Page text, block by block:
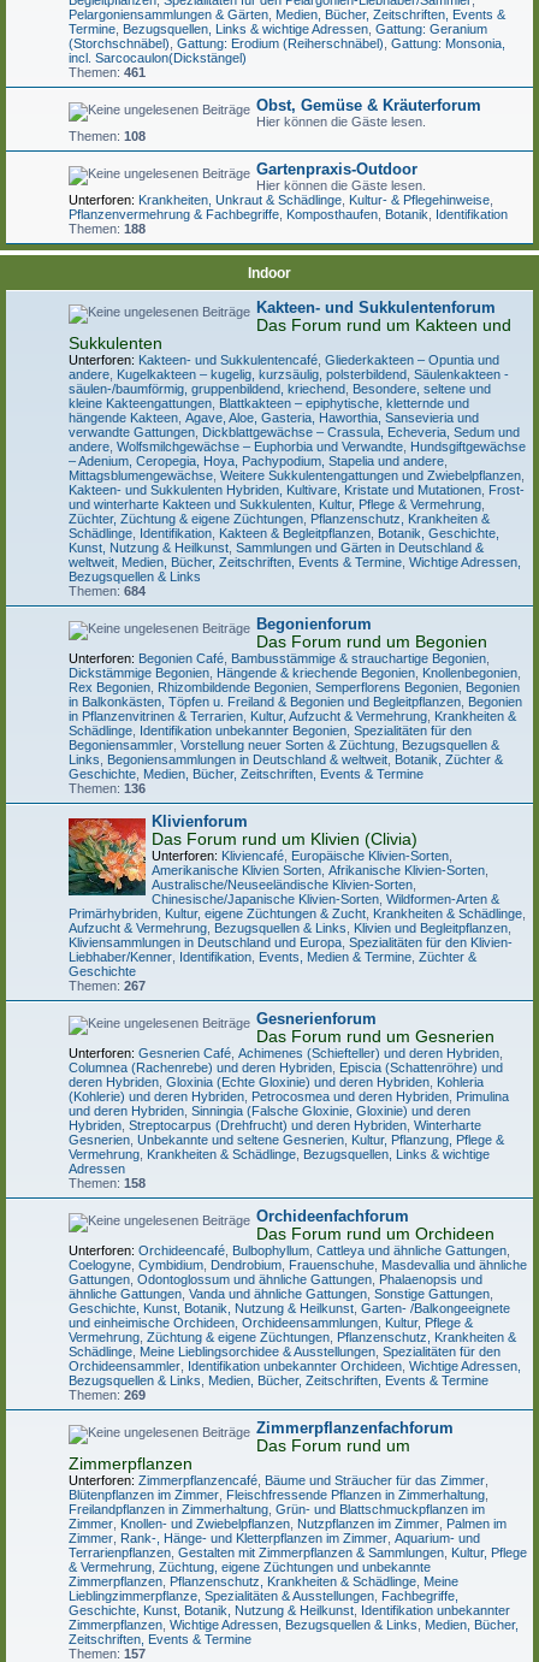
Pelargoniensammlungen & Gärten Medien, Bücher, Zeitschriften, Events &
Termine Bezugsquellen, Links & wichtige Adressen Gattung: Geranium
(Storchschnäbel) Gattung: Erodium (Reiherschnäbel) Gattung: Monsonia,
incl. Sarcocaulon(Dickstängel)
Themen: 461
Obst, Gemüse & Kräuterforum
Hier können die Gäste lesen.
Themen: 108
Gartenpraxis-Outdoor
Hier können die Gäste lesen.
Unterforen: Krankheiten, Unkraut & Schädlinge Kultur- & Pflegehinweise
Pflanzenvermehrung & Fachbegriffe Komposthaufen Botanik
Identifikation
Themen: 188
Indoor
Kakteen- und Sukkulentenforum
Das Forum rund um Kakteen und
Sukkulenten
Unterforen: Kakteen- und Sukkulentencafé Gliederkakteen – Opuntia und
andere Kugelkakteen – kugelig, kurzsäulig, polsterbildend Säulenkakteen -
säulen-/baumförmig, gruppenbildend, kriechend Besondere, seltene und
kleine Kakteengattungen Blattkakteen – epiphytische, kletternde und
hängende Kakteen Agave, Aloe, Gasteria, Haworthia, Sansevieria und
verwandte Gattungen Dickblattgewächse – Crassula, Echeveria, Sedum und
andere Wolfsmilchgewächse – Euphorbia und Verwandte Hundsgiftgewächse
– Adenium, Ceropegia, Hoya, Pachypodium, Stapelia und andere
Mittagsblumengewächse Weitere Sukkulentengattungen und Zwiebelpflanzen
Kakteen- und Sukkulenten Hybriden, Kultivare, Kristate und Mutationen Frost-
und winterharte Kakteen und Sukkulenten Kultur, Pflege & Vermehrung
Züchter, Züchtung & eigene Züchtungen Pflanzenschutz, Krankheiten &
Schädlinge Identifikation Kakteen & Begleitpflanzen Botanik, Geschichte,
Kunst, Nutzung & Heilkunst Sammlungen und Gärten in Deutschland &
weltweit Medien, Bücher, Zeitschriften, Events & Termine Wichtige Adressen,
Bezugsquellen & Links
Themen: 684
Begonienforum
Das Forum rund um Begonien
Unterforen: Begonien Café Bambusstämmige & strauchartige Begonien
Dickstämmige Begonien Hängende & kriechende Begonien Knollenbegonien
Rex Begonien Rhizombildende Begonien Semperflorens Begonien Begonien
in Balkonkästen, Töpfen u. Freiland & Begonien und Begleitpflanzen Begonien
in Pflanzenvitrinen & Terrarien Kultur, Aufzucht & Vermehrung Krankheiten &
Schädlinge Identifikation unbekannter Begonien Spezialitäten für den
Begoniensammler Vorstellung neuer Sorten & Züchtung Bezugsquellen &
Links
Begoniensammlungen in Deutschland & weltweit Botanik, Züchter &
Geschichte Medien, Bücher, Zeitschriften, Events & Termine
Themen: 136
Klivienforum
Das Forum rund um Klivien (Clivia)
Unterforen: Kliviencafé Europäische Klivien-Sorten
Amerikanische Klivien Sorten Afrikanische Klivien-Sorten
Australische/Neuseeländische Klivien-Sorten
Chinesische/Japanische Klivien-Sorten Wildformen-Arten &
Primärhybriden Kultur, eigene Züchtungen & Zucht Krankheiten & Schädlinge
Aufzucht & Vermehrung Bezugsquellen & Links Klivien und Begleitpflanzen
Kliviensammlungen in Deutschland und Europa Spezialitäten für den Klivien-
Liebhaber/Kenner Identifikation Events, Medien & Termine Züchter &
Geschichte
Themen: 267
Gesnerienforum
Das Forum rund um Gesnerien
Unterforen: Gesnerien Café Achimenes (Schiefteller) und deren Hybriden
Columnea (Rachenrebe) und deren Hybriden Episcia (Schattenröhre) und
deren Hybriden Gloxinia (Echte Gloxinie) und deren Hybriden Kohleria
(Kohlerie) und deren Hybriden Petrocosmea und deren Hybriden Primulina
und deren Hybriden Sinningia (Falsche Gloxinie, Gloxinie) und deren
Hybriden Streptocarpus (Drehfrucht) und deren Hybriden Winterharte
Gesnerien Unbekannte und seltene Gesnerien Kultur, Pflanzung, Pflege &
Vermehrung Krankheiten & Schädlinge Bezugsquellen, Links & wichtige
Adressen
Themen: 158
Orchideenfachforum
Das Forum rund um Orchideen
Unterforen: Orchideencafé Bulbophyllum Cattleya und ähnliche Gattungen
Coelogyne Cymbidium Dendrobium Frauenschuhe Masdevallia und ähnliche
Gattungen Odontoglossum und ähnliche Gattungen Phalaenopsis und
ähnliche Gattungen Vanda und ähnliche Gattungen Sonstige Gattungen
Geschichte, Kunst, Botanik, Nutzung & Heilkunst Garten- /Balkongeeignete
und einheimische Orchideen Orchideensammlungen Kultur, Pflege &
Vermehrung Züchtung & eigene Züchtungen Pflanzenschutz, Krankheiten &
Schädlinge Meine Lieblingsorchidee & Ausstellungen Spezialitäten für den
Orchideensammler Identifikation unbekannter Orchideen Wichtige Adressen,
Bezugsquellen & Links
Medien, Bücher, Zeitschriften, Events & Termine
Themen: 269
Zimmerpflanzenfachforum
Das Forum rund um
Zimmerpflanzen
Unterforen: Zimmerpflanzencafé Bäume und Sträucher für das Zimmer
Blütenpflanzen im Zimmer Fleischfressende Pflanzen in Zimmerhaltung
Freilandpflanzen in Zimmerhaltung Grün- und Blattschmuckpflanzen im
Zimmer Knollen- und Zwiebelpflanzen Nutzpflanzen im Zimmer Palmen im
Zimmer Rank-, Hänge- und Kletterpflanzen im Zimmer Aquarium- und
Terrarienpflanzen Gestalten mit Zimmerpflanzen & Sammlungen Kultur, Pflege
& Vermehrung Züchtung, eigene Züchtungen und unbekannte
Zimmerpflanzen Pflanzenschutz, Krankheiten & Schädlinge Meine
Lieblingzimmerpflanze, Spezialitäten & Ausstellungen Fachbegriffe,
Geschichte, Kunst, Botanik, Nutzung & Heilkunst Identifikation unbekannter
Zimmerpflanzen Wichtige Adressen, Bezugsquellen & Links
Medien, Bücher,
Zeitschriften, Events & Termine
Themen: 157